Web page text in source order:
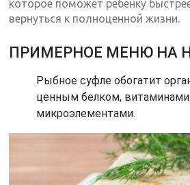
которое поможет ребенку
вернуться к полноценной жизни.
ПРИМЕРНОЕ МЕНЮ НА
Рыбное суфле обогатит
ценным белком,
микроэлементами.